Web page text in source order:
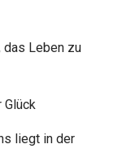
das Leben zu
Glück
liegt in der